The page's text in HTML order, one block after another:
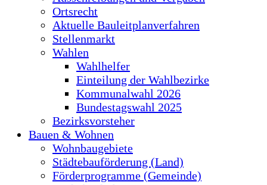
Ortsrecht
Aktuelle Bauleitplanverfahren
Stellenmarkt
Wahlen
Wahlhelfer
Einteilung der Wahlbezirke
Kommunalwahl 2026
Bundestagswahl 2025
Bezirksvorsteher
Bauen & Wohnen
Wohnbaugebiete
Städtebauförderung (Land)
Förderprogramme (Gemeinde)